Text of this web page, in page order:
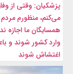
پزشکیان: وقتی از
می‌کنم، منظورم
همسایگان ما اجازه
وارد کشور شوند و
اغتشاش شوند